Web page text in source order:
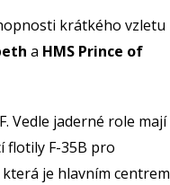
krátkého vzletu
a HMS Prince of
Vedle jaderné role mají
flotily F-35B pro
která je hlavním centrem